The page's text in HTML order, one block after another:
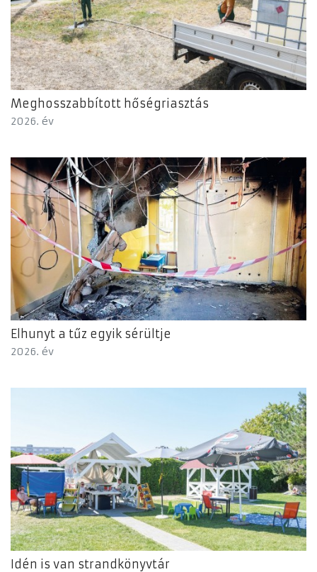
Meghosszabbított hőségriasztás
2026. év
Elhunyt a tűz egyik sérültje
2026. év
Idén is van strandkönyvtár